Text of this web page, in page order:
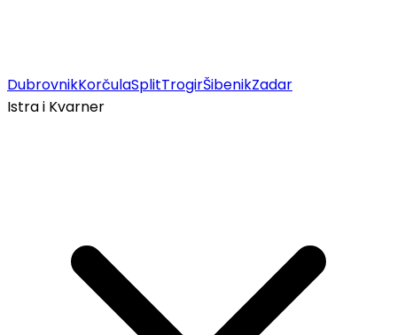
DubrovnikKorčulaSplitTrogirŠibenikZadar
Istra i Kvarner